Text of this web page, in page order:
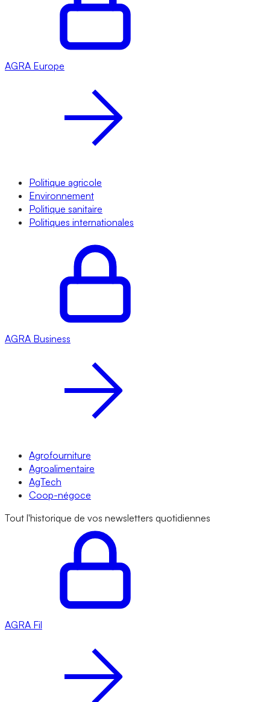
AGRA Europe
Politique agricole
Environnement
Politique sanitaire
Politiques internationales
AGRA Business
Agrofourniture
Agroalimentaire
AgTech
Coop-négoce
Tout l'historique de vos newsletters quotidiennes
AGRA Fil